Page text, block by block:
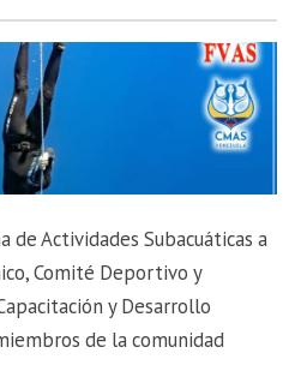
de Actividades Subacuáticas a
Comité Deportivo y
y Desarrollo
de la comunidad